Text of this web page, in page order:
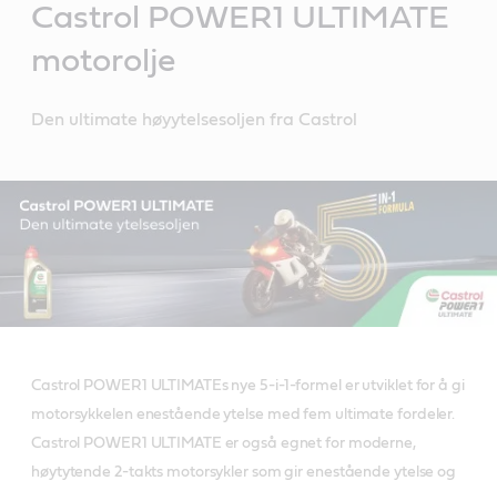
Castrol POWER1 ULTIMATE
motorolje
Den ultimate høyytelsesoljen fra Castrol
Castrol POWER1 ULTIMATEs nye 5-i-1-formel er utviklet for å gi
motorsykkelen enestående ytelse med fem ultimate fordeler.
Castrol POWER1 ULTIMATE er også egnet for moderne,
høytytende 2-takts motorsykler som gir enestående ytelse og